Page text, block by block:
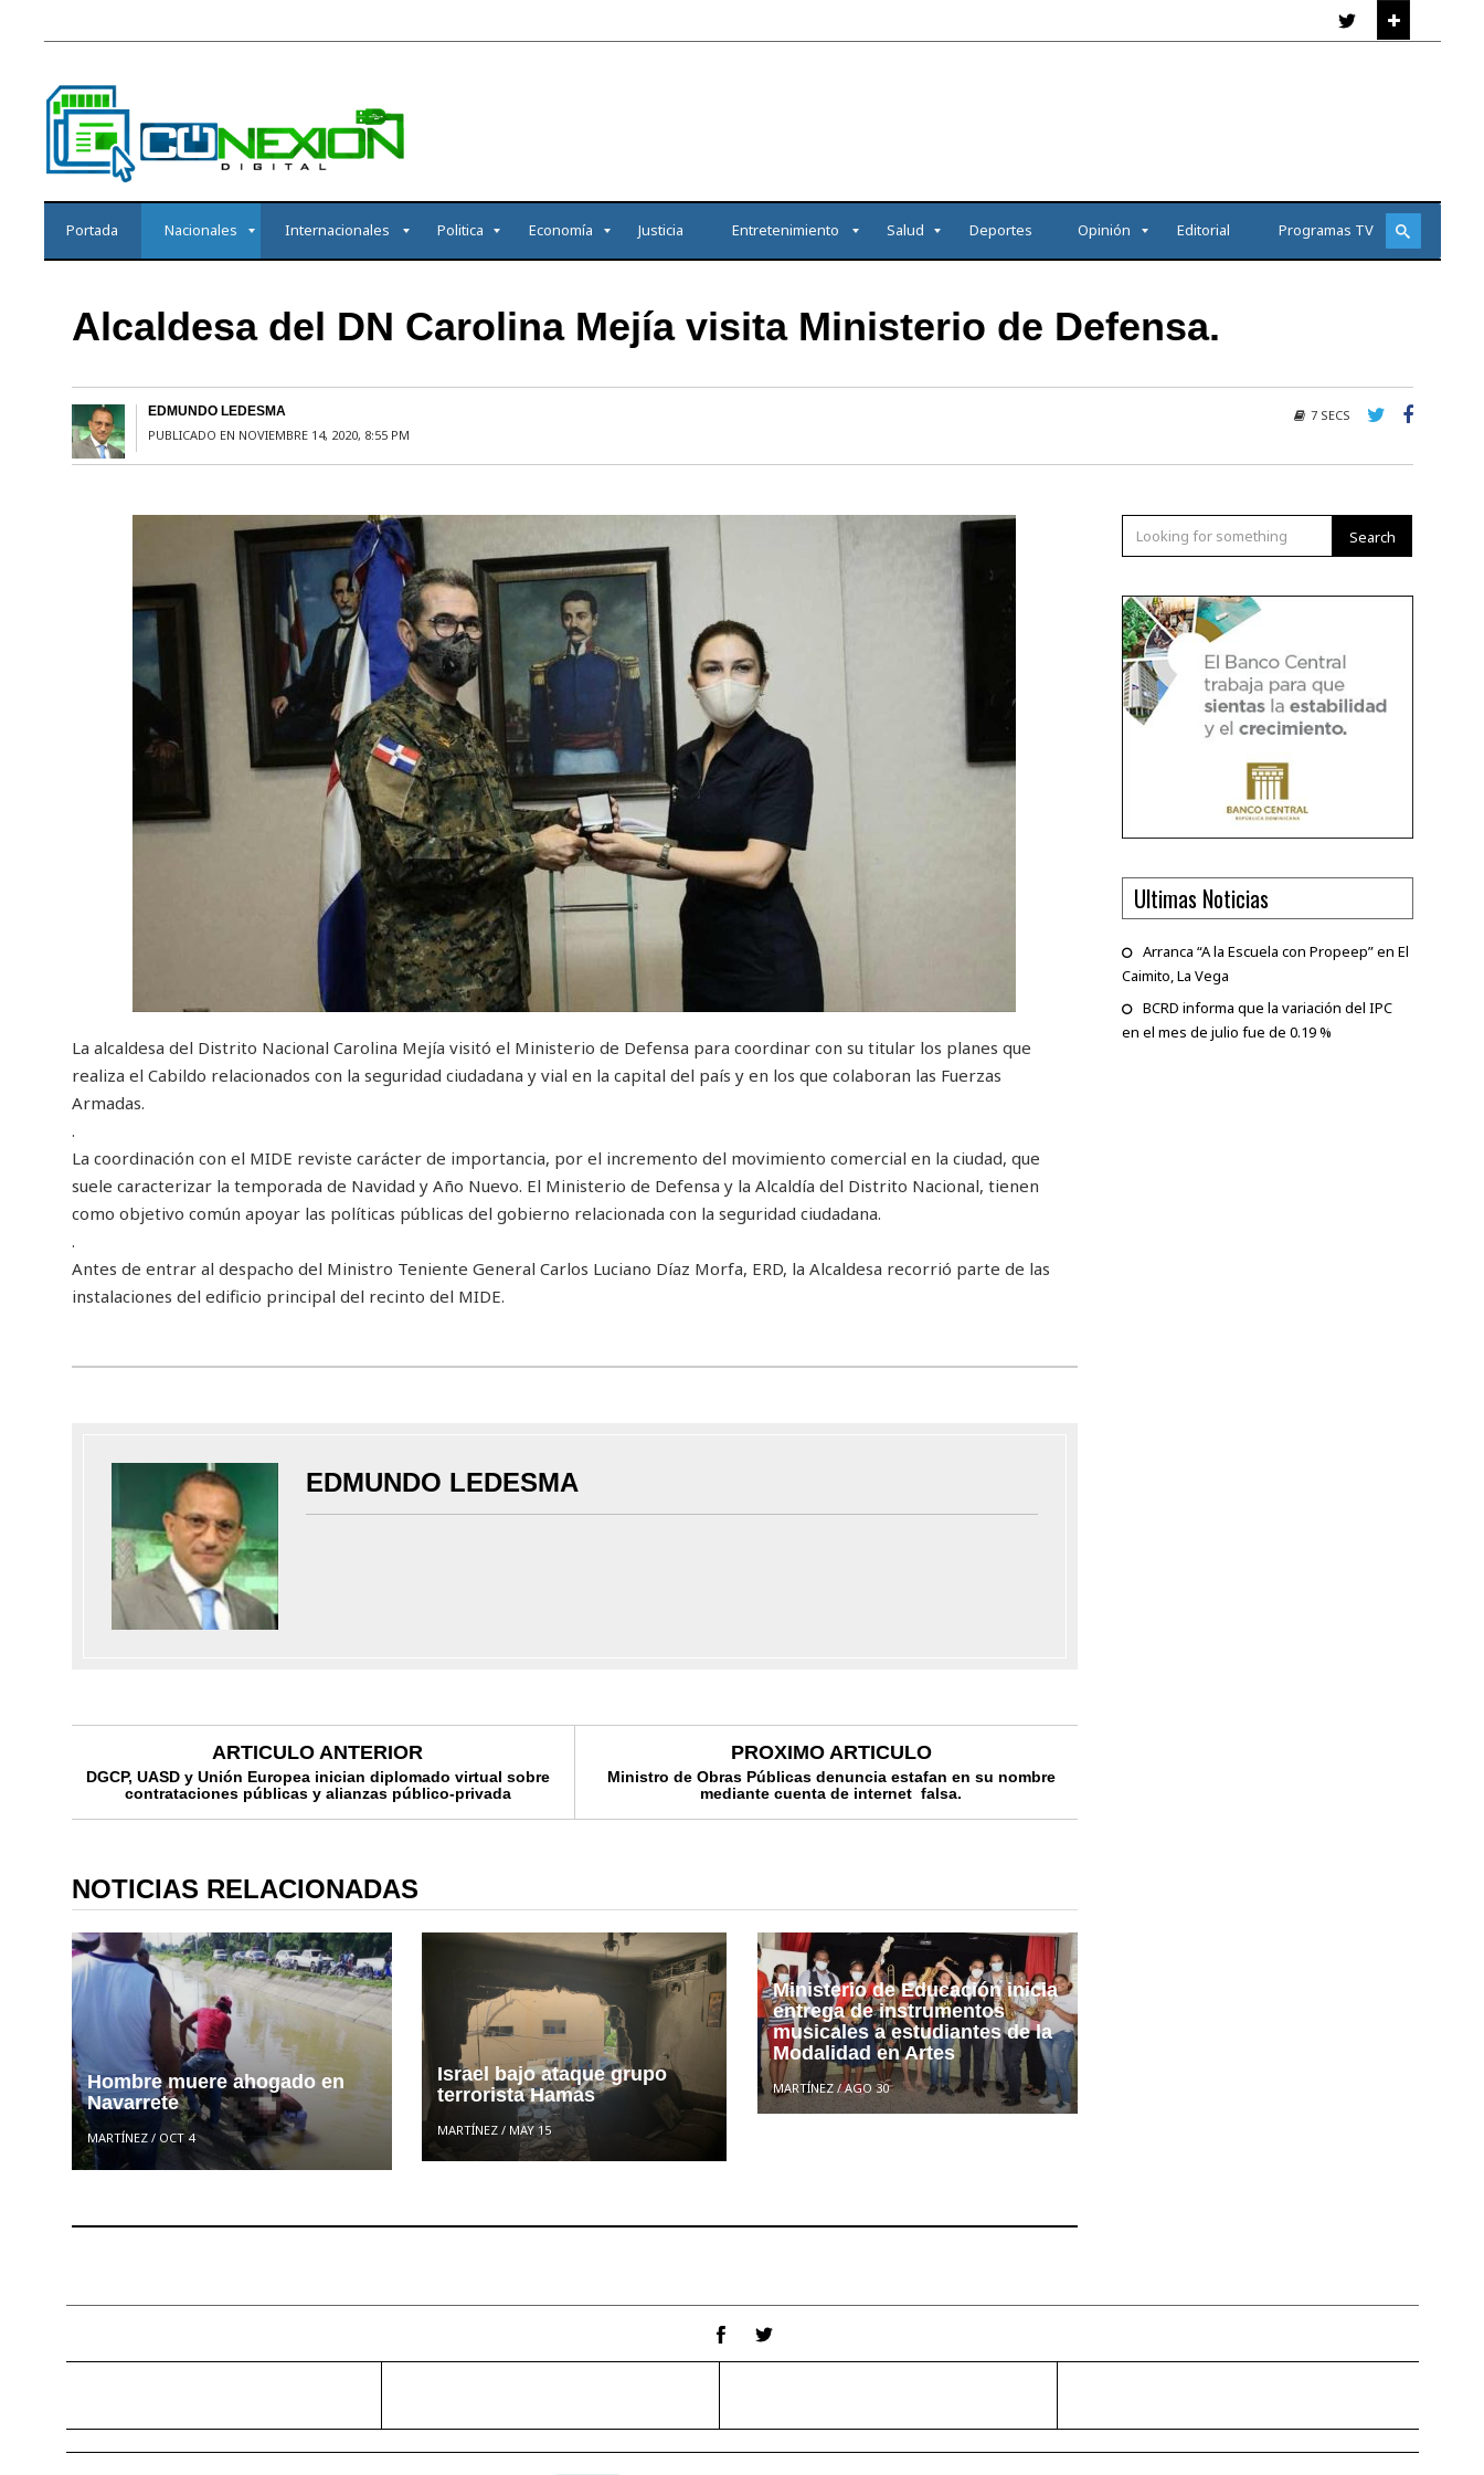
Portada Nacionales Internacionales Politica Economía Justicia Entretenimiento Salud Deportes Opinión Editorial Programas TV
Alcaldesa del DN Carolina Mejía visita Ministerio de Defensa.
EDMUNDO LEDESMA
PUBLICADO EN NOVIEMBRE 14, 2020, 8:55 PM
7 SECS
La alcaldesa del Distrito Nacional Carolina Mejía visitó el Ministerio de Defensa para coordinar con su titular los planes que
realiza el Cabildo relacionados con la seguridad ciudadana y vial en la capital del país y en los que colaboran las Fuerzas
Armadas.
.
La coordinación con el MIDE reviste carácter de importancia, por el incremento del movimiento comercial en la ciudad, que
suele caracterizar la temporada de Navidad y Año Nuevo. El Ministerio de Defensa y la Alcaldía del Distrito Nacional, tienen
como objetivo común apoyar las políticas públicas del gobierno relacionada con la seguridad ciudadana.
.
Antes de entrar al despacho del Ministro Teniente General Carlos Luciano Díaz Morfa, ERD, la Alcaldesa recorrió parte de las
instalaciones del edificio principal del recinto del MIDE.
EDMUNDO LEDESMA
ARTICULO ANTERIOR
DGCP, UASD y Unión Europea inician diplomado virtual sobre
contrataciones públicas y alianzas público-privada
PROXIMO ARTICULO
Ministro de Obras Públicas denuncia estafan en su nombre
mediante cuenta de internet falsa.
NOTICIAS RELACIONADAS
Hombre muere ahogado en
Navarrete
MARTÍNEZ / OCT 4
Israel bajo ataque grupo
terrorista Hamas
MARTÍNEZ/ MAY 15
Ministerio de Educación inicia
entrega de instrumentos
musicales a estudiantes de la
Modalidad en Artes
MARTÍNEZ/AGO 30
Search
Ultimas Noticias
Arranca “A la Escuela con Propeep” en El
Caimito, La Vega
BCRD informa que la variación del IPC
en el mes de julio fue de 0.19 %